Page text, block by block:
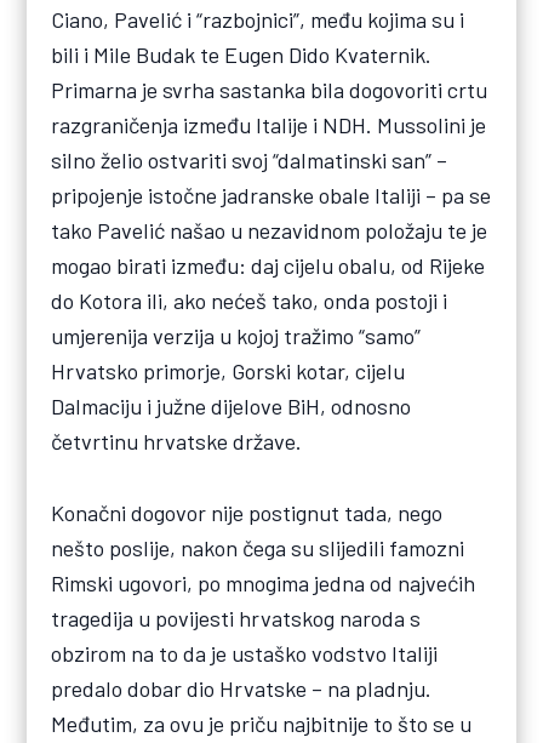
Ciano, Pavelić i “razbojnici”, među kojima su i
bili i Mile Budak te Eugen Dido Kvaternik.
Primarna je svrha sastanka bila dogovoriti crtu
razgraničenja između Italije i NDH. Mussolini je
silno želio ostvariti svoj “dalmatinski san” –
pripojenje istočne jadranske obale Italiji – pa se
tako Pavelić našao u nezavidnom položaju te je
mogao birati između: daj cijelu obalu, od Rijeke
do Kotora ili, ako nećeš tako, onda postoji i
umjerenija verzija u kojoj tražimo “samo”
Hrvatsko primorje, Gorski kotar, cijelu
Dalmaciju i južne dijelove BiH, odnosno
četvrtinu hrvatske države.
Konačni dogovor nije postignut tada, nego
nešto poslije, nakon čega su slijedili famozni
Rimski ugovori, po mnogima jedna od najvećih
tragedija u povijesti hrvatskog naroda s
obzirom na to da je ustaško vodstvo Italiji
predalo dobar dio Hrvatske – na pladnju.
Međutim, za ovu je priču najbitnije to što se u